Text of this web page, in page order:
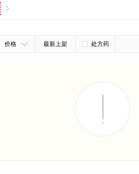
价格 最新上架 处方药